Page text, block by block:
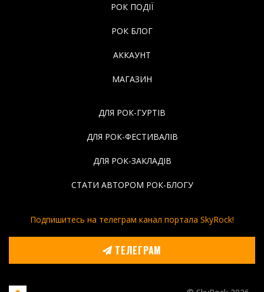
РОК ПОДІЇ
РОК БЛОГ
АККАУНТ
МАГАЗИН
ДЛЯ РОК-ГУРТІВ
ДЛЯ РОК-ФЕСТИВАЛІВ
ДЛЯ РОК-ЗАКЛАДІВ
СТАТИ АВТОРОМ РОК-БЛОГУ
Подпишитесь на телеграм канал портала SkyRock!
ТЕЛЕГРАМ